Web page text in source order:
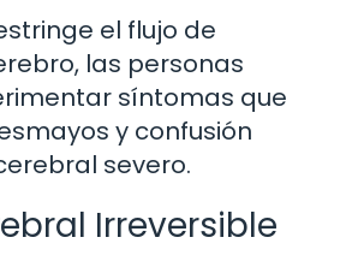
el flujo de
las personas
síntomas que
y confusión
severo.
Irreversible